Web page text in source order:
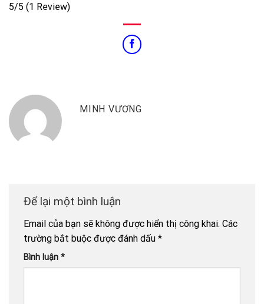
5/5 (1 Review)
MINH VƯƠNG
Để lại một bình luận
Email của bạn sẽ không được hiển thị công khai. Các
trường bắt buộc được đánh dấu *
Bình luận *